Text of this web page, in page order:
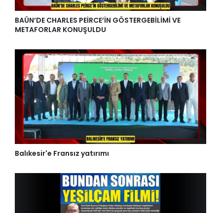
BAÜN’DE CHARLES PEİRCE’İN GÖSTERGEBİLİMİ VE
METAFORLAR KONUŞULDU
Balıkesir'e Fransız yatırımı